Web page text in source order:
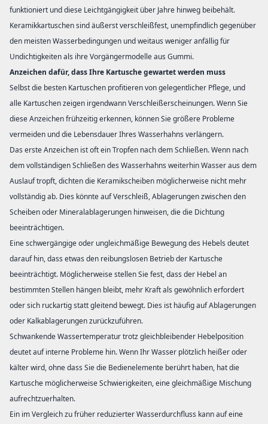
funktioniert und diese Leichtgängigkeit über Jahre hinweg beibehält.
Keramikkartuschen sind äußerst verschleißfest, unempfindlich gegenüber
den meisten Wasserbedingungen und weitaus weniger anfällig für
Undichtigkeiten als ihre Vorgängermodelle aus Gummi.
Anzeichen dafür, dass Ihre Kartusche gewartet werden muss
Selbst die besten Kartuschen profitieren von gelegentlicher Pflege, und
alle Kartuschen zeigen irgendwann Verschleißerscheinungen. Wenn Sie
diese Anzeichen frühzeitig erkennen, können Sie größere Probleme
vermeiden und die Lebensdauer Ihres Wasserhahns verlängern.
Das erste Anzeichen ist oft ein Tropfen nach dem Schließen. Wenn nach
dem vollständigen Schließen des Wasserhahns weiterhin Wasser aus dem
Auslauf tropft, dichten die Keramikscheiben möglicherweise nicht mehr
vollständig ab. Dies könnte auf Verschleiß, Ablagerungen zwischen den
Scheiben oder Mineralablagerungen hinweisen, die die Dichtung
beeinträchtigen.
Eine schwergängige oder ungleichmäßige Bewegung des Hebels deutet
darauf hin, dass etwas den reibungslosen Betrieb der Kartusche
beeinträchtigt. Möglicherweise stellen Sie fest, dass der Hebel an
bestimmten Stellen hängen bleibt, mehr Kraft als gewöhnlich erfordert
oder sich ruckartig statt gleitend bewegt. Dies ist häufig auf Ablagerungen
oder Kalkablagerungen zurückzuführen.
Schwankende Wassertemperatur trotz gleichbleibender Hebelposition
deutet auf interne Probleme hin. Wenn Ihr Wasser plötzlich heißer oder
kälter wird, ohne dass Sie die Bedienelemente berührt haben, hat die
Kartusche möglicherweise Schwierigkeiten, eine gleichmäßige Mischung
aufrechtzuerhalten.
Ein im Vergleich zu früher reduzierter Wasserdurchfluss kann auf eine